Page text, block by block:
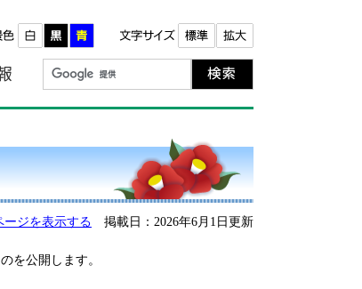
町政情報
ージを表示する 掲載日：2026年6月1日更新
を公開します。